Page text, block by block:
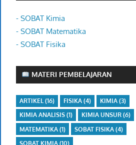
- SOBAT Kimia
- SOBAT Matematika
- SOBAT Fisika
MATERI PEMBELAJARAN
ARTIKEL (16) FISIKA (4) KIMIA (3)
KIMIA ANALISIS (1) KIMIA UNSUR (6)
MATEMATIKA (1) SOBAT FISIKA (4)
SOBAT KIMIA (10)